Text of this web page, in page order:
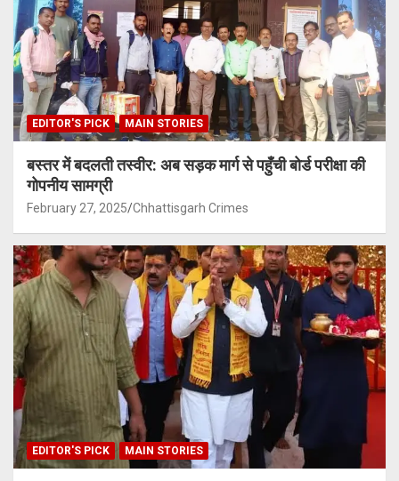
EDITOR'S PICK MAIN STORIES
बस्तर में बदलती तस्वीर: अब सड़क मार्ग से पहुँची बोर्ड परीक्षा की
गोपनीय सामग्री
February 27, 2025 Chhattisgarh Crimes
EDITOR'S PICK MAIN STORIES